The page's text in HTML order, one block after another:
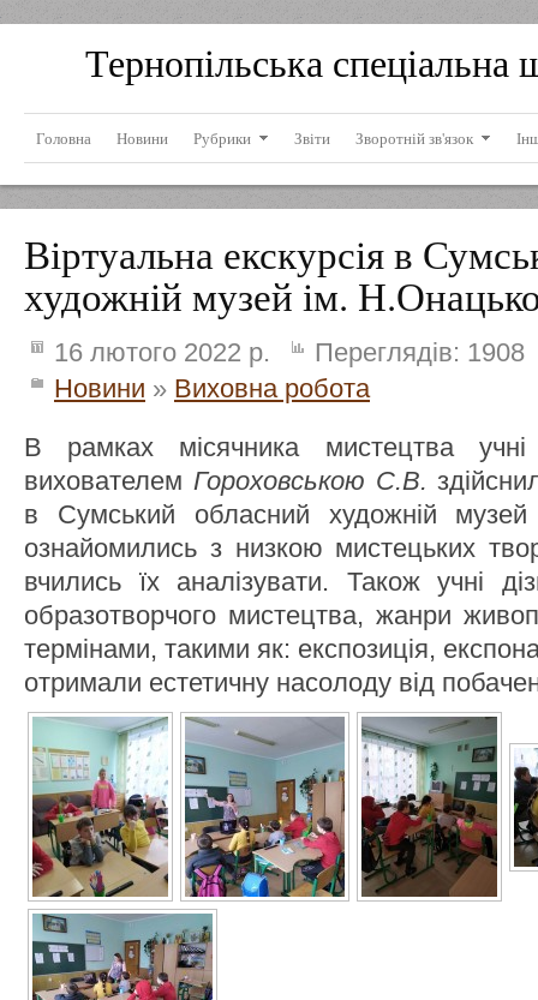
Тернопільська спеціальна
Головна Новини Рубрики Звіти Зворотній зв'язок
Віртуальна екскурсія в
художній музей ім.
16 лютого 2022 р. Переглядів: 1908
Новини » Виховна робота
В рамках місячника мистецтва
вихователем Гороховською С.В.
в Сумський обласний художній
ознайомились з низкою мистецьких
вчились їх аналізувати. Також учні
образотворчого мистецтва, жанри
термінами, такими як: експозиція,
отримали естетичну насолоду від